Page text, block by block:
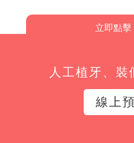
立即點
人工植牙、裝
線上